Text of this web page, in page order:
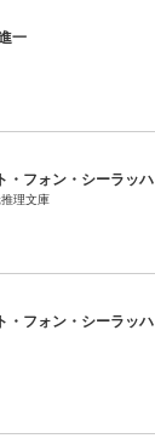
一
・フォン・シーラッハ
理文庫
・フォン・シーラッハ